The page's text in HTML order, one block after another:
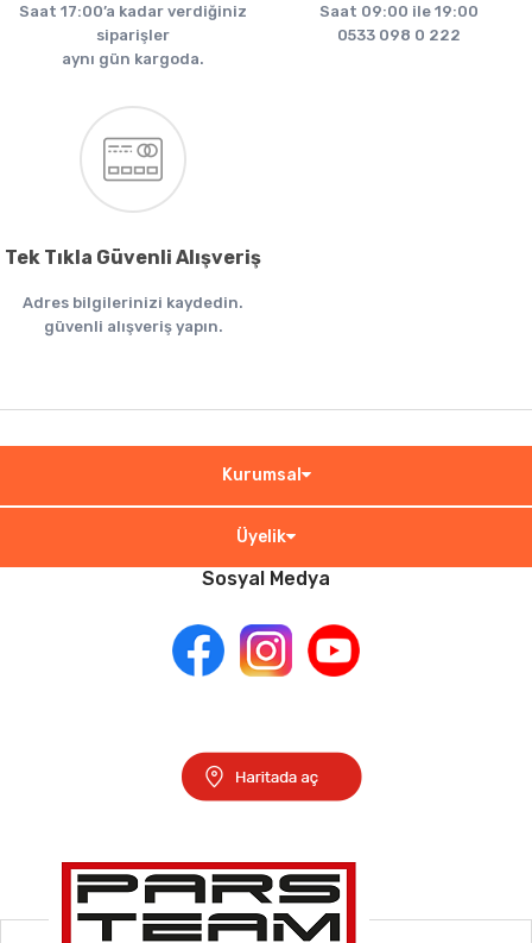
Saat 17:00’a kadar verdiğiniz
siparişler
aynı gün kargoda.
Saat 09:00 ile 19:00
0533 098 0 222
Tek Tıkla Güvenli Alışveriş
Adres bilgilerinizi kaydedin.
güvenli alışveriş yapın.
Kurumsal
Üyelik
Sosyal Medya